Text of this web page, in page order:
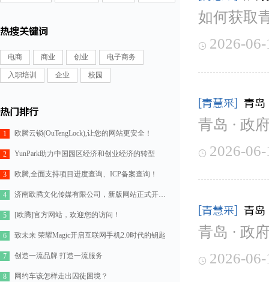
热搜关键词
电商 商业 创业 电子商务
入职培训 企业 校园
热门排行
1 欧腾云锁(OuTengLock),让您的网站更安全！
2 YunPark助力中国园区经济和创业经济的转型
3 欧腾,全面支持项目进度查询、ICP备案查询！
4 济南欧腾文化传媒有限公司，新版网站正式开通！
5 [欧腾]官方网站，欢迎您的访问！
6 致未来 荣耀Magic开启互联网手机2.0时代的钥匙
7 创造一流品牌 打造一流服务
8 网约车该怎样走出囚徒困境？
如何获取
 2026-
[青慧采] 青
青岛 · 政
 2026-
[青慧采] 青
青岛 · 政
 2026-